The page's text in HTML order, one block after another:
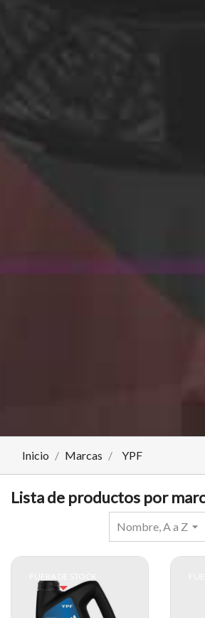
Inicio Marcas YPF
Lista de productos por
Nombre, A a Z arrow_drop_down